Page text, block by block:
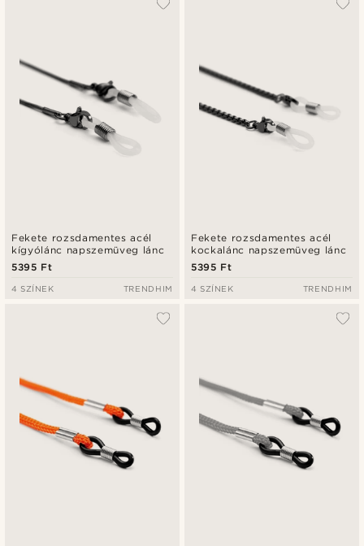
Fekete rozsdamentes acél
kígyólánc napszemüveg lánc
5395 Ft
4 SZÍNEK TRENDHIM
Fekete rozsdamentes acél
kockalánc napszemüveg lánc
5395 Ft
4 SZÍNEK TRENDHIM